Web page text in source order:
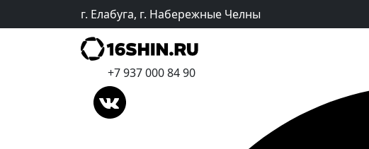
г. Елабуга, г. Набережные Челны
+7 937 000 84 90